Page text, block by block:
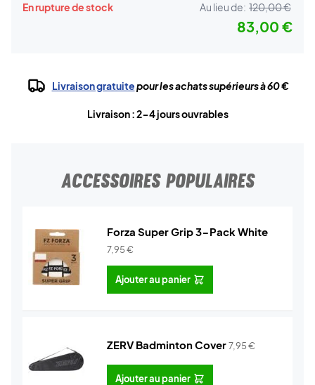
En rupture de stock Au lieu de: 120,00 €
83,00 €
Livraison gratuitepour les achats supérieurs à 60 €
Livraison : 2-4 jours ouvrables
ACCESSOIRES POPULAIRES
Forza Super Grip 3-Pack White
7,95€
Ajouter au panier
ZERV Badminton Cover7,95€
Ajouter au panier